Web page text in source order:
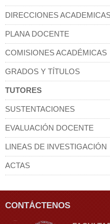
DIRECCIONES
PLANA DOCENTE
COMISIONES ACADÉMICAS
GRADOS Y TÍTULOS
TUTORES
SUSTENTACIONES
EVALUACIÓN DOCENTE
LINEAS DE INVESTIGACIÓN
ACTAS
CONTÁCTENOS